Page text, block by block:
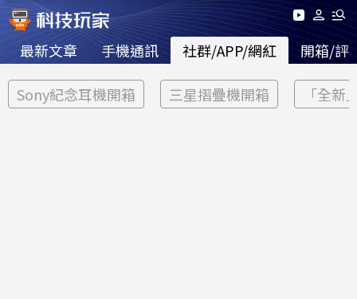
最新文章 手機通訊 社群/APP/網紅 開箱/評
Sony紀念耳機開箱 三星摺疊機開箱 「全新